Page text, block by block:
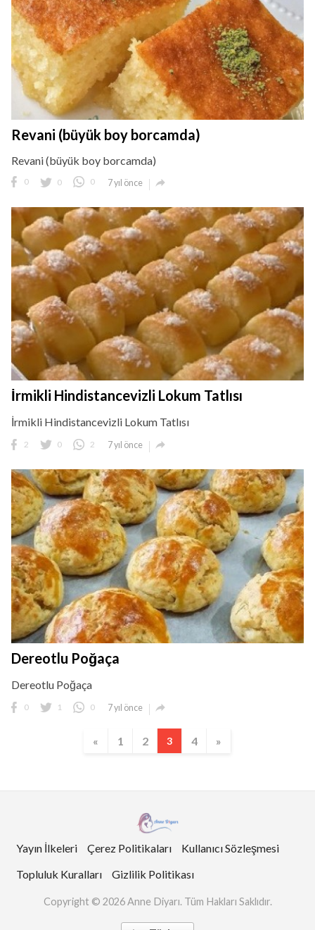
Revani (büyük boy borcamda)
Revani (büyük boy borcamda)
0 0 0 7 yıl önce 
İrmikli Hindistancevizli Lokum Tatlısı
İrmikli Hindistancevizli Lokum Tatlısı
2 0 2 7 yıl önce 
Dereotlu Poğaça
Dereotlu Poğaça
0 1 0 7 yıl önce 
« 1 2 3 4 »
Yayın İlkeleri Çerez Politikaları
Kullanıcı Sözleşmesi
Topluluk Kuralları
Gizlilik Politikası
Copyright © 2026 Anne Diyarı. Tüm Hakları Saklıdır.